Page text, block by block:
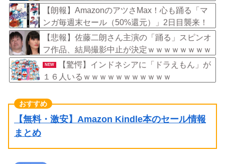
【朗報】AmazonのアツさMax！心も踊る「マ
ンガ毎週末セール（50%還元）」2日目襲来！
【悲報】佐藤二朗さん主演の「踊る」スピンオ
フ作品、結局撮影中止が決定ｗｗｗｗｗｗｗｗ
ｗ
NEW
【驚愕】インドネシアに「ドラえもん」が
１６人いるｗｗｗｗｗｗｗｗｗｗｗ
【無料・激安】Amazon Kindle本のセール情報
まとめ